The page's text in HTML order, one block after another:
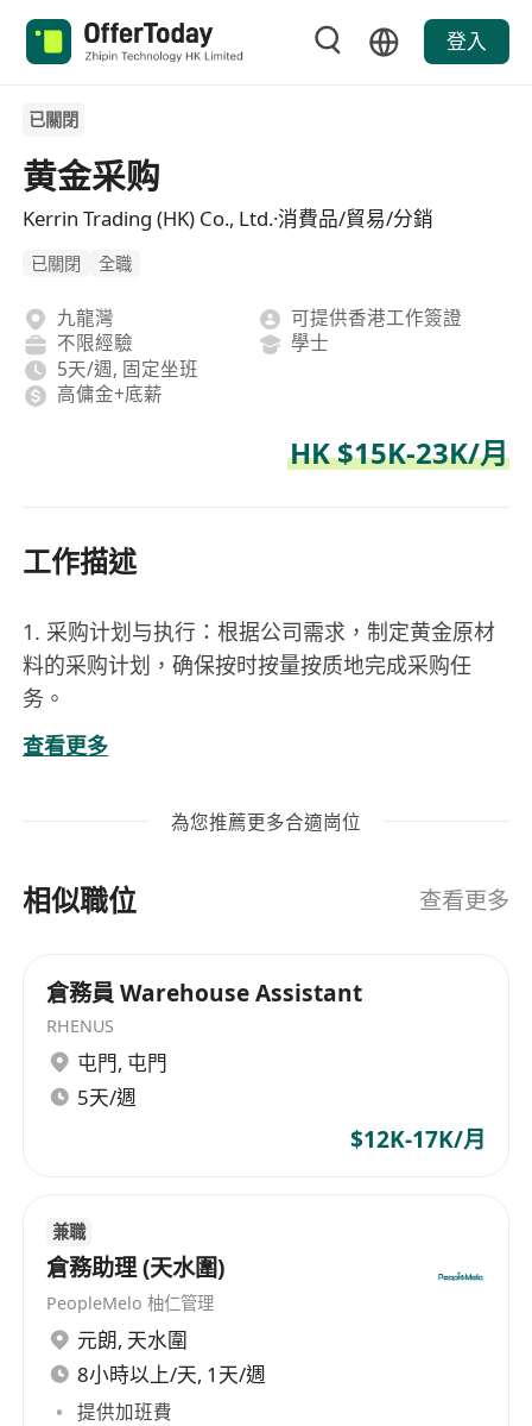
登入
已關閉
黄金采购
Kerrin Trading (HK) Co., Ltd.·消費品/貿易/分銷
已關閉 全職
九龍灣
可提供香港工作簽證
不限經驗
學士
5天/週, 固定坐班
高傭金+底薪
HK $15K-23K/月
工作描述
1. 采购计划与执行：根据公司需求，制定黄金原材
料的采购计划，确保按时按量按质地完成采购任
务。
2. 供应商管理：负责与供应商进行有效沟通，开发
新的供应商资源，维护合格稳定的供应商。
加工、交易、金融机构等）资源，构建业务闭环。
市场风险，管理供应商质量及报价，控制采购成
1.大专以上学历，3年以上的黄金行业工作经验
2. 对黄金产业链（检测、仓储、物流、金融）有深
度认知者优先，有金交所国际板仓库交割全链条经
验者优先，熟悉金交所海外会员单位开户流程者优
先，由香港精炼厂（美泰乐、赫黎氏等）经验或资
资源优先
查看更多
為您推薦更多合適崗位
相似職位 查看更多
倉務員 Warehouse Assistant
RHENUS
屯門, 屯門
5天/週
$12K-17K/月
兼職
倉務助理 (天水圍)
PeopleMelo 柚仁管理
元朗, 天水圍
8小時以上/天, 1天/週
提供加班費